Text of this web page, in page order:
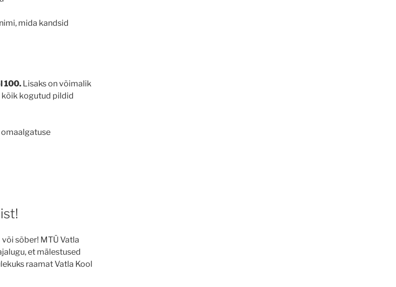
mida kandsid
100. Lisaks on võimalik
kõik kogutud pildid
sõber! MTÜ Vatla
et mälestused
raamat Vatla Kool